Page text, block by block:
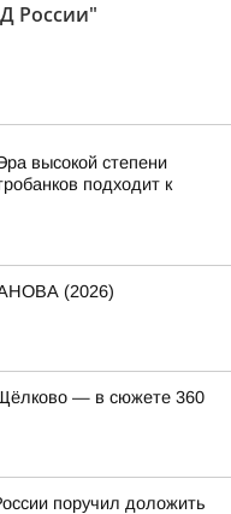
России"
высокой степени
подходит к
(2026)
— в сюжете 360
поручил доложить